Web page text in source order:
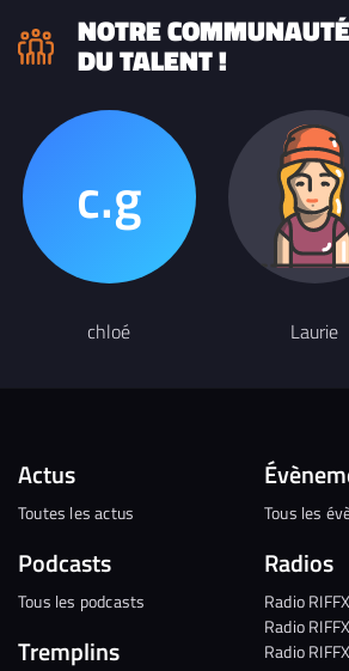
NOTRE
DU TALENT !
chloé Laurie
Actus
Toutes les actus
Podcasts
Tous les podcasts
Tremplins
Tous les
Radios
Radio
Radio
Radio